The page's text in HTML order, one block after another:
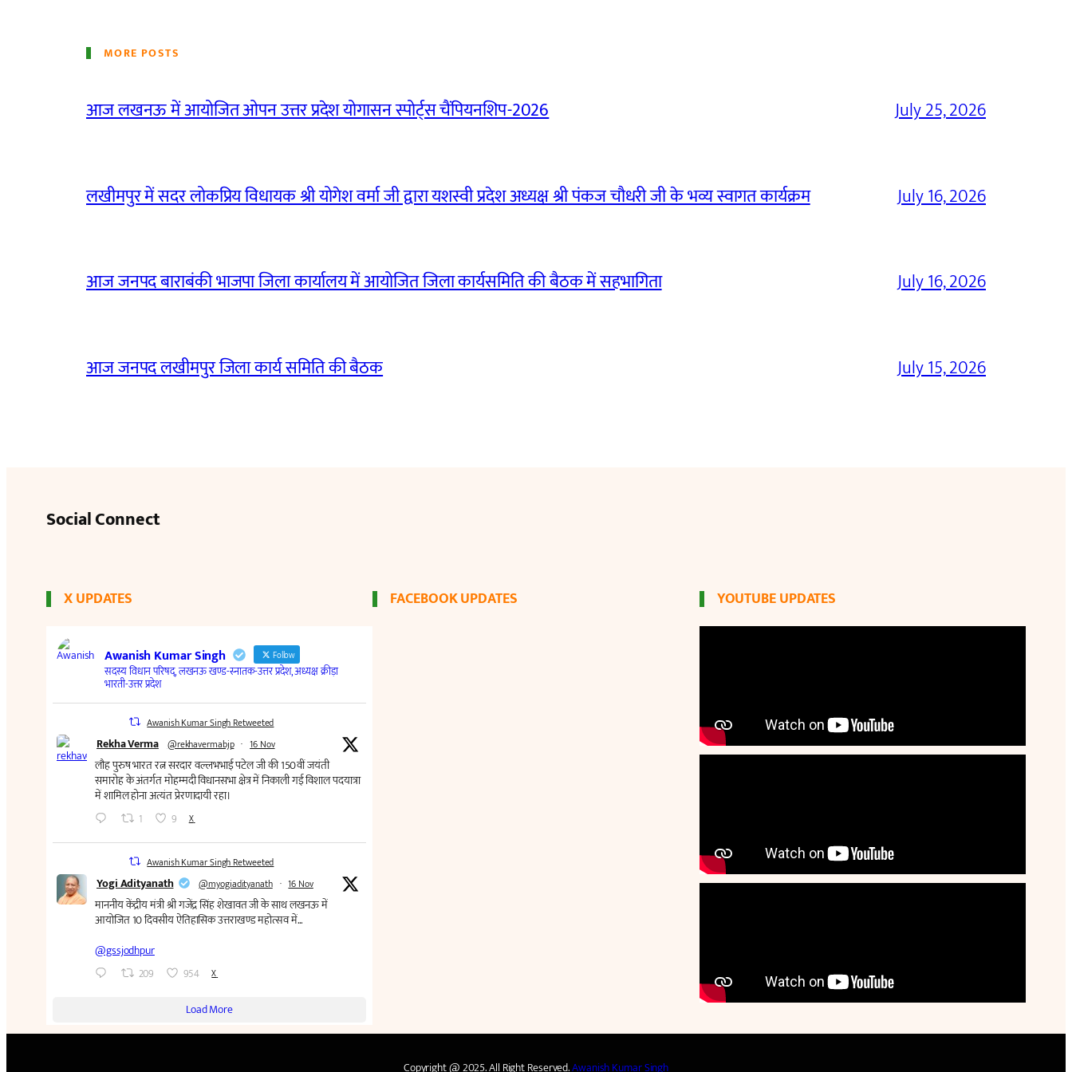
MORE POSTS
आज लखनऊ में आयोजित ओपन उत्तर प्रदेश योगासन स्पोर्ट्स चैंपियनशिप-2026 July 25, 2026
लखीमपुर में सदर लोकप्रिय विधायक श्री योगेश वर्मा जी द्वारा यशस्वी प्रदेश अध्यक्ष श्री पंकज चौधरी जी के भव्य स्वागत कार्यक्रम July 16, 2026
आज जनपद बाराबंकी भाजपा जिला कार्यालय में आयोजित जिला कार्यसमिति की बैठक में सहभागिता July 16, 2026
आज जनपद लखीमपुर जिला कार्य समिति की बैठक July 15, 2026
Social Connect
X UPDATES FACEBOOK UPDATES YOUTUBE UPDATES
Copyright @ 2025. All Right Reserved.Awanish Kumar Singh